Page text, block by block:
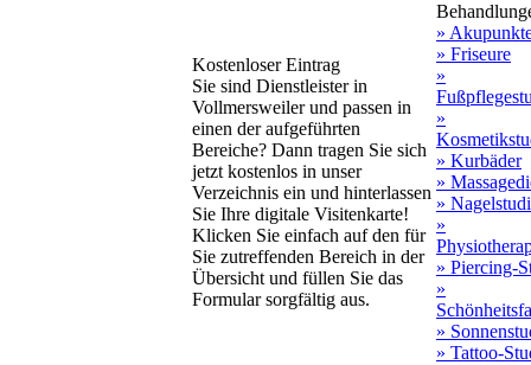
Kostenloser Eintrag
Sie sind Dienstleister in
Vollmersweiler und passen in
einen der aufgeführten
Bereiche? Dann tragen Sie sich
jetzt kostenlos in unser
Verzeichnis ein und hinterlassen
Sie Ihre digitale Visitenkarte!
Klicken Sie einfach auf den für
Sie zutreffenden Bereich in der
Übersicht und füllen Sie das
Formular sorgfältig aus.
»
» Friseure
»
»
» Kurbäder
»
»
»
» Piercing-
»
»
» Tattoo-